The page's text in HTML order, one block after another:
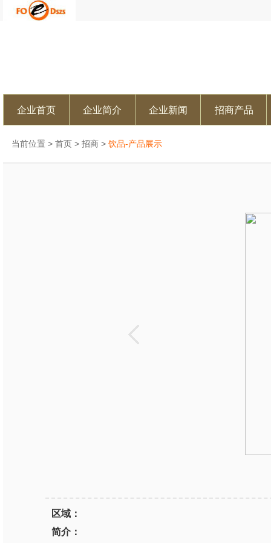
企业首页 企业简介 企业新闻 招商产品
当前位置 > 首页 > 招商 > 饮品-产品展示
区域：
简介：